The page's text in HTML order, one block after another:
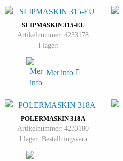
SLIPMASKIN 315-EU
Artikelnummer: 4233178
I lager:
Mer info
POLERMASKIN 318A
Artikelnummer: 4233180
I lager: Beställningsvara